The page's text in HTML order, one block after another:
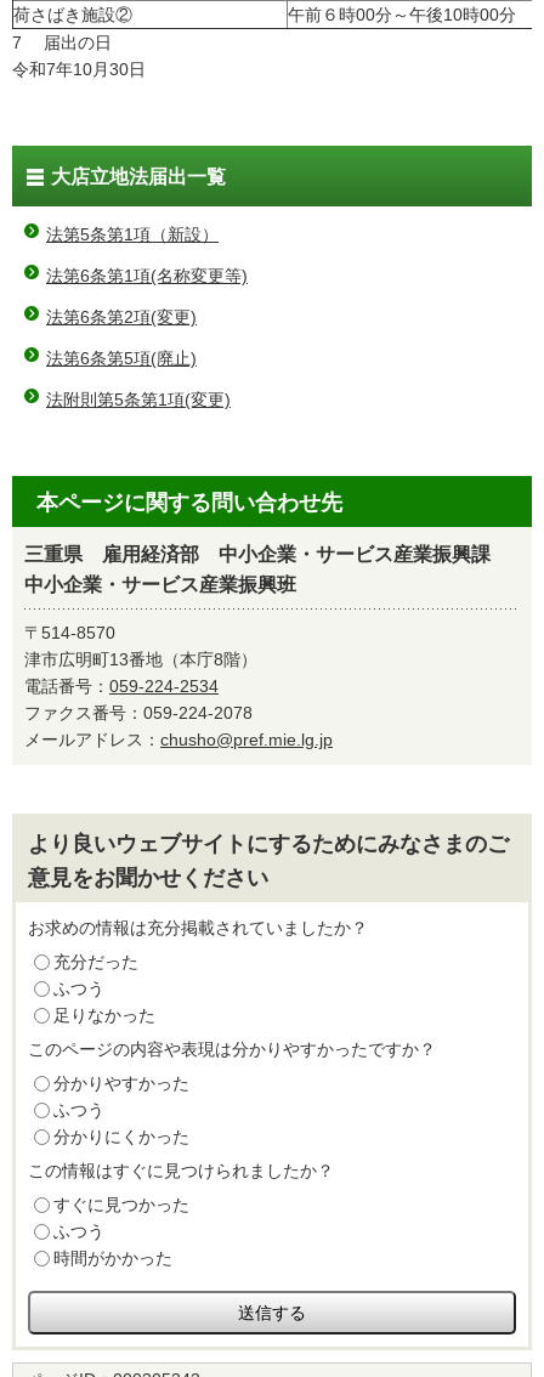
荷さばき施設②
午前６時00分～午後10時00分
7 届出の日
令和7年10月30日
大店立地法届出一覧
法第5条第1項（新設）
法第6条第1項(名称変更等)
法第6条第2項(変更)
法第6条第5項(廃止)
法附則第5条第1項(変更)
本ページに関する問い合わせ先
三重県 雇用経済部 中小企業・サービス産業振興課
中小企業・サービス産業振興班
〒514-8570
津市広明町13番地（本庁8階）
電話番号： 059-224-2534
ファクス番号：059-224-2078
メールアドレス： chusho@pref.mie.lg.jp
より良いウェブサイトにするためにみなさまのご
意見をお聞かせください
お求めの情報は充分掲載されていましたか？
充分だった
ふつう
足りなかった
このページの内容や表現は分かりやすかったですか？
分かりやすかった
ふつう
分かりにくかった
この情報はすぐに見つけられましたか？
すぐに見つかった
ふつう
時間がかかった